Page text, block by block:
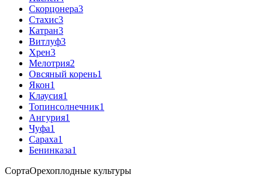
Скорцонера3
Стахис3
Катран3
Витлуф3
Хрен3
Мелотрия2
Овсяный корень1
Якон1
Клаусия1
Топинсолнечник1
Ангурия1
Чуфа1
Сараха1
Бенинказа1
СортаОрехоплодные культуры